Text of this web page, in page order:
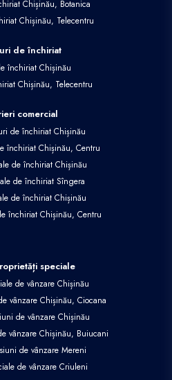
Chișinău, Botanica
Chișinău, Telecentru
de închiriat
închiriat Chișinău
Chișinău, Telecentru
comercial
de închiriat Chișinău
închiriat Chișinău, Centru
de închiriat Chișinău
de închiriat Sîngera
de închiriat Chișinău
închiriat Chișinău, Centru
speciale
de vânzare Chișinău
vânzare Chișinău, Ciocana
de vânzare Chișinău
vânzare Chișinău, Buiucani
de vânzare Mereni
de vânzare Criuleni